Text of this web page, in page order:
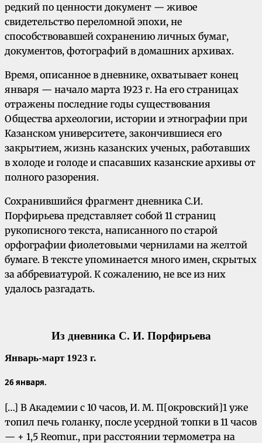
редкий по ценности документ — живое
свидетельство переломной эпохи, не
способствовавшей сохранению личных бумаг,
документов, фотографий в домашних архивах.
Время, описанное в дневнике, охватывает конец
января — начало марта 1923 г. На его страницах
отражены последние годы существования
Общества археологии, истории и этнографии при
Казанском университете, закончившиеся его
закрытием, жизнь казанских ученых, работавших
в холоде и голоде и спасавших казанские архивы от
полного разорения.
Сохранившийся фрагмент дневника С.И.
Порфирьева представляет собой 11 страниц
рукописного текста, написанного по старой
орфографии фиолетовыми чернилами на желтой
бумаге. В тексте упоминается много имен, скрытых
за аббревиатурой. К сожалению, не все из них
удалось разгадать.
Из дневника С. И. Порфирьева
Январь-март 1923 г.
26 января.
[…] В Академии с 10 часов, И. М. П[окровский]1 уже
топил печь голанку, после усердной топки в 11 часов
— + 1,5 Reomur., при расстоянии термометра на